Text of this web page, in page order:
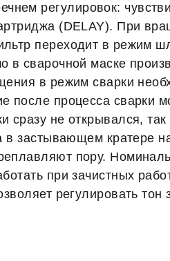
регулировок:
(DELAY). При
переходит в режим
сварочной маске
в режим сварки
процесса сварки
не открывался,
застывающем кратере
пору.
при зачистных
регулировать тон